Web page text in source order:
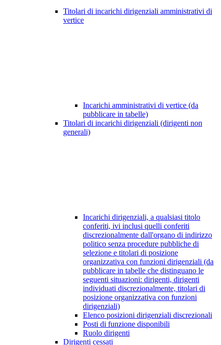
Titolari di incarichi dirigenziali amministrativi di
vertice
Incarichi amministrativi di vertice (da
pubblicare in tabelle)
Titolari di incarichi dirigenziali (dirigenti non
generali)
Incarichi dirigenziali, a qualsiasi titolo
conferiti, ivi inclusi quelli conferiti
discrezionalmente dall'organo di indirizzo
politico senza procedure pubbliche di
selezione e titolari di posizione
organizzativa con funzioni dirigenziali (da
pubblicare in tabelle che distinguano le
seguenti situazioni: dirigenti, dirigenti
individuati discrezionalmente, titolari di
posizione organizzativa con funzioni
dirigenziali)
Elenco posizioni dirigenziali discrezionali
Posti di funzione disponibili
Ruolo dirigenti
Dirigenti cessati